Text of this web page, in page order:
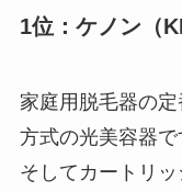
1位：ケノン（
家庭用脱毛器の
方式の光美容器で
そしてカートリ